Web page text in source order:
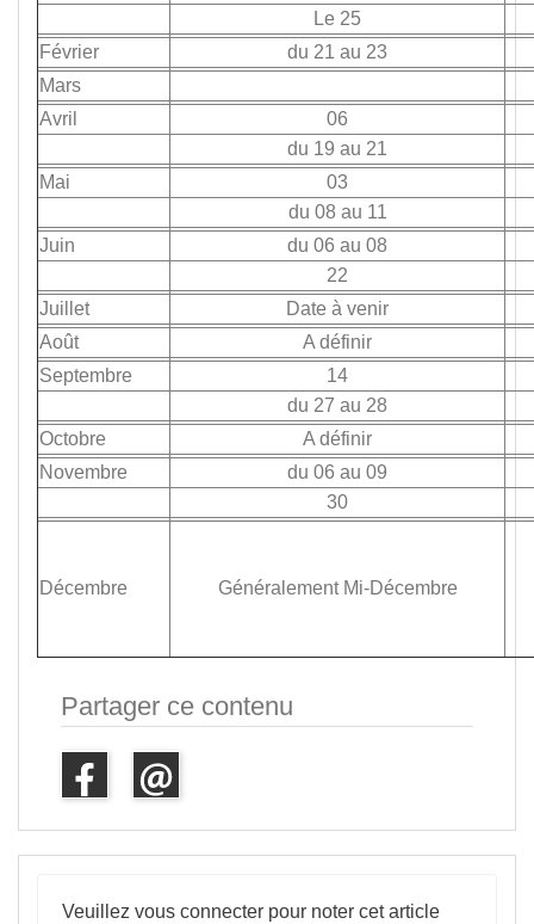
Le 25
Février
du 21 au 23
Mars
Avril
06
du 19 au 21
Mai
03
du 08 au 11
Juin
du 06 au 08
22
Juillet
Date à venir
Août
A définir
Septembre
14
du 27 au 28
Octobre
A définir
Novembre
du 06 au 09
30
Décembre Généralement Mi-Décembre
Partager ce contenu
Veuillez vous connecter pour noter cet article